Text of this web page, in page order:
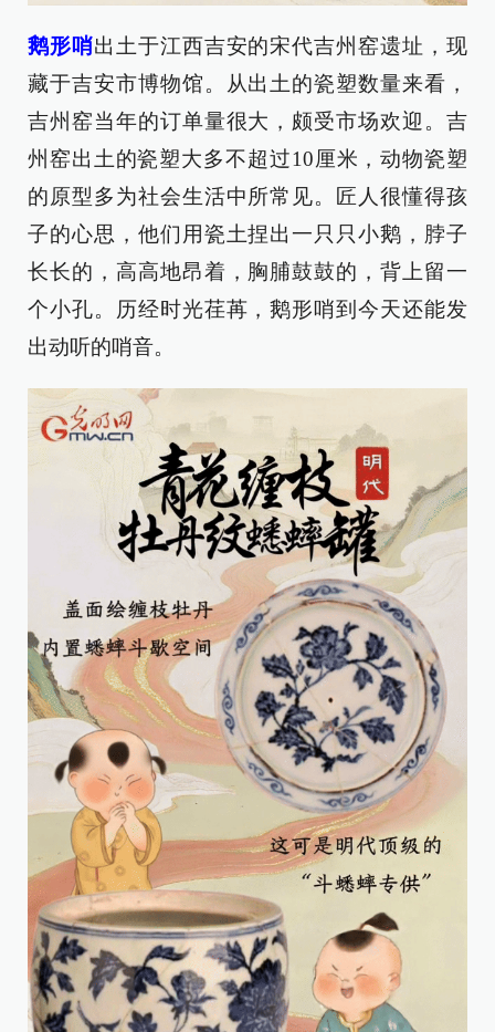
鹅形哨出土于江西吉安的宋代吉州窑遗址，现
藏于吉安市博物馆。从出土的瓷塑数量来看，
吉州窑当年的订单量很大，颇受市场欢迎。吉
州窑出土的瓷塑大多不超过10厘米，动物瓷塑
的原型多为社会生活中所常见。匠人很懂得孩
子的心思，他们用瓷土捏出一只只小鹅，脖子
长长的，高高地昂着，胸脯鼓鼓的，背上留一
个小孔。历经时光荏苒，鹅形哨到今天还能发
出动听的哨音。